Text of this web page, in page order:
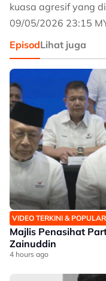
kuasa agresif yang
09/05/2026 23:15
EpisodLihat juga
VIDEO TERKINI & POPULAR
Majlis Penasihat
Zainuddin
4 hours ago